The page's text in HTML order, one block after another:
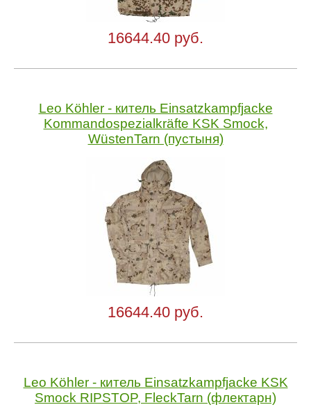
16644.40 руб.
Leo Köhler - китель Einsatzkampfjacke
Kommandospezialkräfte KSK Smock,
WüstenTarn (пустыня)
16644.40 руб.
Leo Köhler - китель Einsatzkampfjacke KSK
Smock RIPSTOP, FleckTarn (флектарн)